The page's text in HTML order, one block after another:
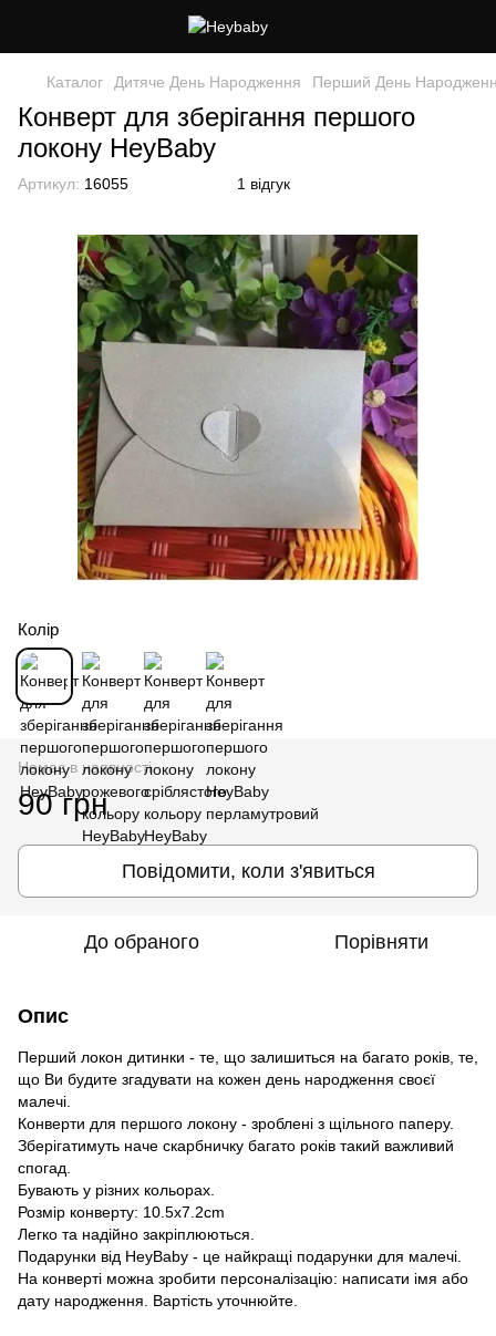
Каталог Дитяче День Народження Перший День
Конверт для зберігання першого
локону HeyBaby
Артикул: 16055 1 відгук
Колір
Немає в наявності
90 грн
Повідомити, коли з'явиться
До обраного Порівняти
Опис
Перший локон дитинки - те, що залишиться на багато років, те,
що Ви будите згадувати на кожен день народження своєї
малечі.
Конверти для першого локону - зроблені з щільного паперу.
Зберігатимуть наче скарбничку багато років такий важливий
спогад.
Бувають у різних кольорах.
Розмір конверту: 10.5x7.2cm
Легко та надійно закріплюються.
Подарунки від HeyBaby - це найкращі подарунки для малечі.
На конверті можна зробити персоналізацію: написати імя або
дату народження. Вартість уточнюйте.